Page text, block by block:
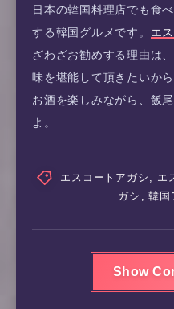
日本の韓国料理店でも食
する韓国グルメです。 エ
ざわざお勧めする理由は
味を堪能して頂きたいか
お酒を楽しみながら、飯
よ。
エスコートアガシ エ
ガシ
,韓国
Show